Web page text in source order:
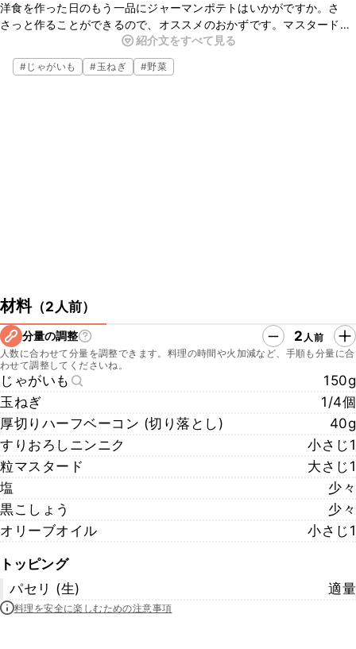
洋食を作った日のもう一品にジャーマンポテトはいかがですか。さ
さっと作ることができるので、オススメのおかずです。マスタードが
効いていてとってもおいしいですよ。ベーコンの旨味もポテトに絡
み、やみつきになります。ぜひお試しくださいね。
紹介文をすべて見る
#じゃがいも #玉ねぎ #野菜
材料（2人前）
分量の調整 2 人前
人数に合わせて分量を調整できます。料理の時間や火加減など、手順も分量に合
わせて調整してくださいね。
じゃがいも
150g
玉ねぎ
1/4個
厚切りハーフベーコン (切り落とし)
40g
すりおろしニンニク
小さじ1
粒マスタード
大さじ1
塩
少々
黒こしょう
少々
オリーブオイル
小さじ1
トッピング
パセリ (生)
適量
料理を安全に楽しむための注意事項